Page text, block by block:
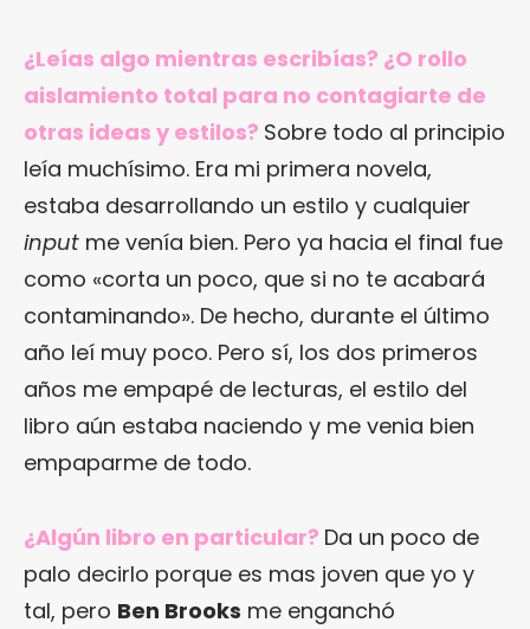
¿Leías algo mientras escribías? ¿O rollo
aislamiento total para no contagiarte de
otras ideas y estilos? Sobre todo al principio
leía muchísimo. Era mi primera novela,
estaba desarrollando un estilo y cualquier
input me venía bien. Pero ya hacia el final fue
como «corta un poco, que si no te acabará
contaminando». De hecho, durante el último
año leí muy poco. Pero sí, los dos primeros
años me empapé de lecturas, el estilo del
libro aún estaba naciendo y me venia bien
empaparme de todo.
¿Algún libro en particular? Da un poco de
palo decirlo porque es mas joven que yo y
tal, pero Ben Brooks me enganchó